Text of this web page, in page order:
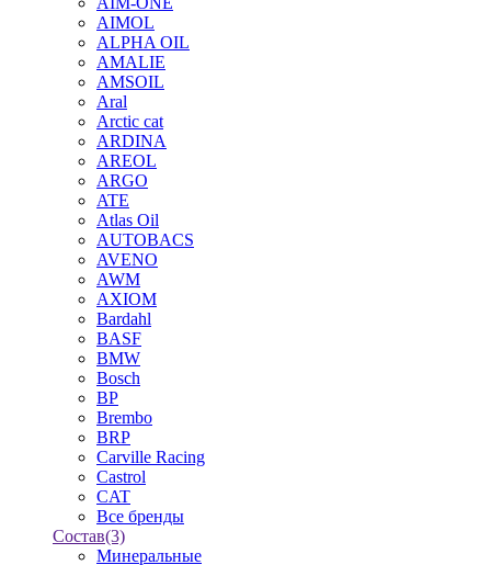
AIMOL
ALPHA OIL
AMALIE
AMSOIL
Aral
Arctic cat
ARDINA
AREOL
ARGO
ATE
Atlas Oil
AUTOBACS
AVENO
AWM
AXIOM
Bardahl
BASF
BMW
Bosch
BP
Brembo
BRP
Carville Racing
Castrol
CAT
Все бренды
Состав(3)
Минеральные